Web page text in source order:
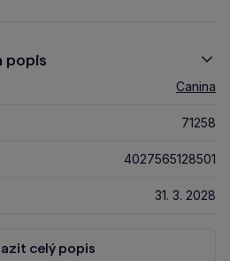
popis
Canina
71258
4027565128501
31. 3. 2028
celý popis